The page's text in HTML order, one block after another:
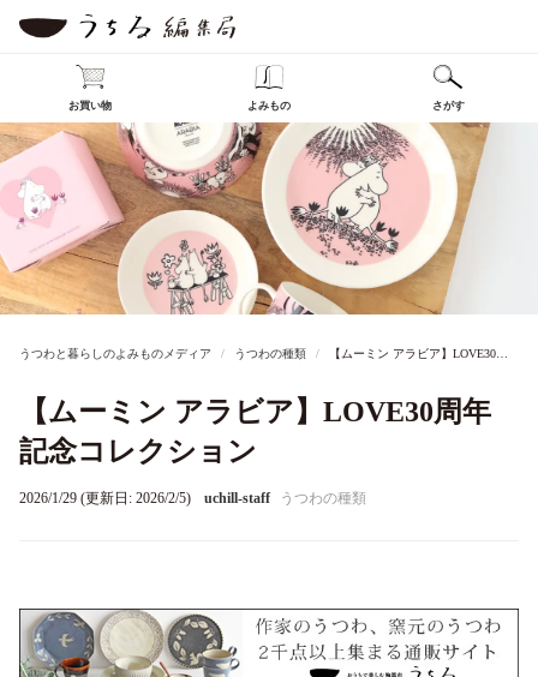
お買い物 よみもの さがす
うつわと暮らしのよみものメディア うつわの種類 【ムーミン アラビア】LOVE30周年記念コレクション
【ムーミン アラビア】LOVE30周年
記念コレクション
2026/1/29 (更新日: 2026/2/5) uchill-staff うつわの種類